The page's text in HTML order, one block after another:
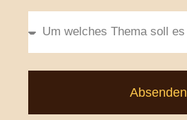
Absenden